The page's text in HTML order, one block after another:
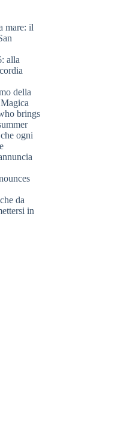
mare: il
alla
della
brings
ogni
da
in